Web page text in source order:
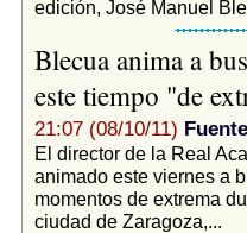
edición, José Manuel
Blecua anima a
este tiempo "de
21:07 (08/10/11)
El director de la Real
animado este viernes a
momentos de extrema
ciudad de Zaragoza,...